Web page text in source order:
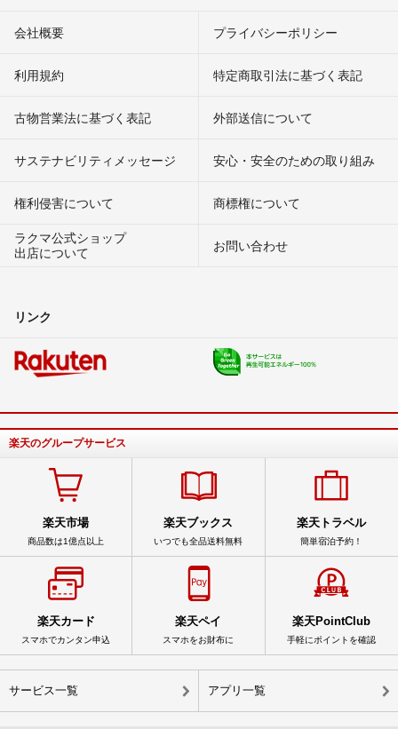
会社概要 プライバシーポリシー
利用規約 特定商取引法に基づく表記
古物営業法に基づく表記 外部送信について
サステナビリティメッセージ 安心・安全のための取り組み
権利侵害について
商標権について
ラクマ公式ショップ
出店について
お問い合わせ
リンク
楽天のグループサービス
楽天市場
商品数は1億点以上
楽天ブックス
いつでも全品送料無料
楽天トラベル
簡単宿泊予約！
楽天カード
スマホでカンタン申込
楽天ペイ
スマホをお財布に
楽天PointClub
手軽にポイントを確認
サービス一覧 アプリ一覧